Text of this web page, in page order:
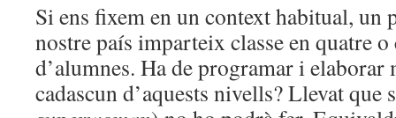
Si ens fixem en un context habitual, un
nostre país imparteix classe en quatre
d’alumnes. Ha de programar i
cadascun d’aquests nivells? Llevat